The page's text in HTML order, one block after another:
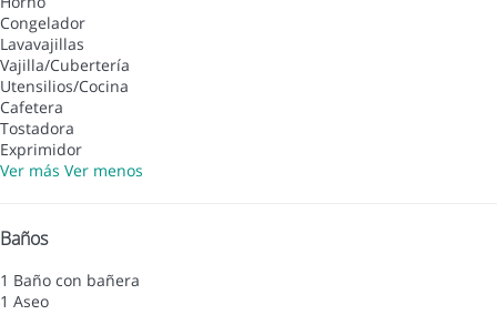
Congelador
Lavavajillas
Vajilla/Cubertería
Utensilios/Cocina
Cafetera
Tostadora
Exprimidor
Ver más Ver menos
Baños
1 Baño con bañera
1 Aseo